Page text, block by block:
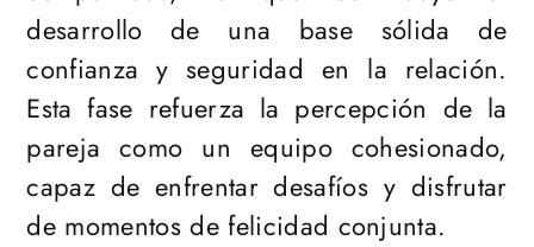
desarrollo de una base sólida de
confianza y seguridad en la relación.
Esta fase refuerza la percepción de la
pareja como un equipo cohesionado,
capaz de enfrentar desafíos y disfrutar
de momentos de felicidad conjunta.